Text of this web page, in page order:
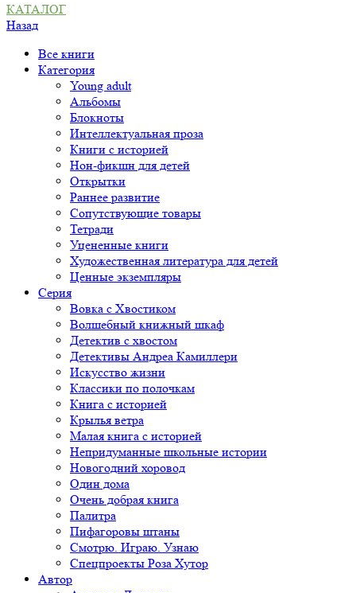
КАТАЛОГ
Назад
Все книги
Категория
Young adult
Альбомы
Блокноты
Интеллектуальная проза
Книги с историей
Нон-фикшн для детей
Открытки
Раннее развитие
Сопутствующие товары
Тетради
Уцененные книги
Художественная литература для детей
Ценные экземпляры
Серия
Вовка с Хвостиком
Волшебный книжный шкаф
Детектив с хвостом
Детективы Андреа Камиллери
Искусство жизни
Классики по полочкам
Книга с историей
Крылья ветра
Малая книга с историей
Непридуманные школьные истории
Новогодний хоровод
Один дома
Очень добрая книга
Палитра
Пифагоровы штаны
Смотрю. Играю. Узнаю
Спецпроекты Роза Хутор
Автор